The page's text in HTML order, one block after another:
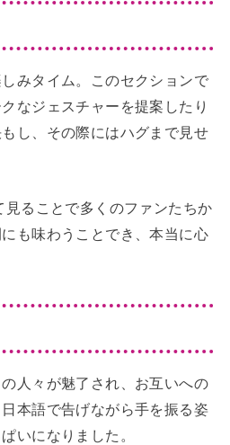
みタイム。このセクションで
なジェスチャーを提案したり
し、その際にはハグまで見せ
ることで多くのファンたちか
も味わうことでき、本当に心
人々が魅了され、お互いへの
本語で告げながら手を振る姿
いになりました。